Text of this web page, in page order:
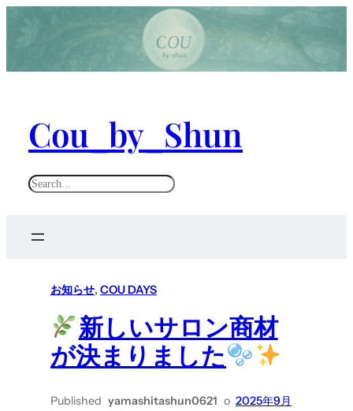
Cou_by_Shun
S
お知らせ, COU DAYS
新しいサロン商材
が決まりました
Published yamashitashun0621 o 2025年9月